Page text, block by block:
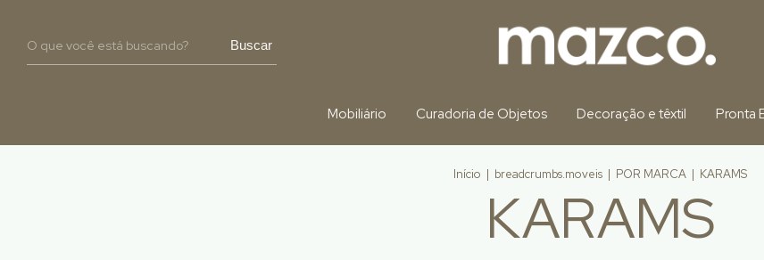
Buscar
Mobiliário Curadoria de Objetos Decoração e têxtil Pronta
Início | breadcrumbs.moveis | POR MARCA | KARAMS
KARAMS